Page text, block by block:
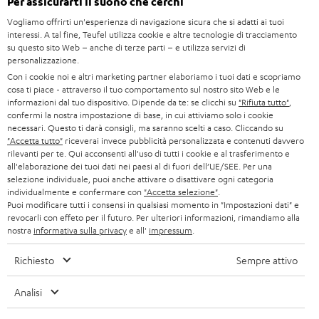
s
l
e
t
t
e
r
BLUETOOTH
CUFFIE
CUFFIE BLUETOOTH
SET STEREO
ALTOPARLANTE
ULTIMA
CUFFIE IN-EAR
FANSHOP
NOVITÁ
STAMPA
B2B
BLOG
NEWSLETTER
NEGOZI
VANTAGGI TEUFEL
LA NOSTRA STORIA
MANAGEMENT
AUSTRIA
SVIZZERA
PAESI BASSI
BELGIO
FRANCIA
POLONIA
ITALIA
Ci riserviamo il diritto di apportare modifiche relative a specifiche tecniche,
errori di battitura e omissioni. Gli accessori mostrati nelle nostre foto non sono
Vogliamo offrirti un'esperienza di navigazione sicura che si adatti ai tuoi
interessi. A tal fine, Teufel utilizza cookie e altre tecnologie di tracciamento
su questo sito Web – anche di terze parti – e utilizza servizi di
personalizzazione.
Con i cookie noi e altri marketing partner elaboriamo i tuoi dati e scopriamo
cosa ti piace - attraverso il tuo comportamento sul nostro sito Web e le
informazioni dal tuo dispositivo. Dipende da te: se clicchi su "Rifiuta tutto"
confermi la nostra impostazione di base, in cui attiviamo solo i cookie
necessari. Questo ti darà consigli, ma saranno scelti a caso. Cliccando su
"Accetta tutto" riceverai invece pubblicità personalizzata e contenuti davvero
rilevanti per te. Qui acconsenti all'uso di tutti i cookie e al trasferimento e
all'elaborazione dei tuoi dati nei paesi al di fuori dell’UE/SEE. Per una
selezione individuale, puoi anche attivare o disattivare ogni categoria
individualmente e confermare con "Accetta selezione"
Puoi modificare tutti i consensi in qualsiasi momento in "Impostazioni dati" e
revocarli con effeto per il futuro. Per ulteriori informazioni, rimandiamo alla
nostra informativa sulla privacye all' impressum
Richiesto Sempre attivo
Analisi